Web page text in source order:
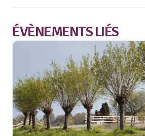
ÉVÈNEMENTS LIÉS